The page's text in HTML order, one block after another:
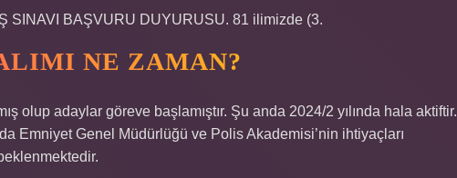
SINAVI BAŞVURU DUYURUSU. 81 ilimizde (3.
NE ZAMAN?
olup adaylar göreve başlamıştır. Şu anda 2024/2 yılında hala aktiftir.
Emniyet Genel Müdürlüğü ve Polis Akademisi’nin ihtiyaçları